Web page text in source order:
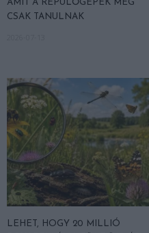
AMIT A REPÜLŐGÉPEK MÉG
CSAK TANULNAK
LEHET, HOGY 20 MILLIÓ